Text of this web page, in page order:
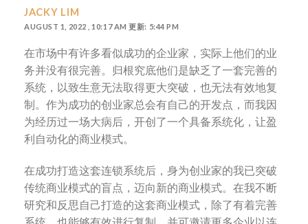
JACKY LIM
AUGUST 1, 2022 , 10:17 AM 更新: 5:44 PM
在市场中有许多看似成功的企业家，实际上他们的业
务并没有很完善。归根究底他们是缺乏了一套完善的
系统，以致生意无法取得更大突破，也无法有效地复
制。作为成功的创业家总会有自己的开发点，而我因
为经历过一场大病后，开创了一个具备系统化，让盈
利自动化的商业模式。
在成功打造这套连锁系统后，身为创业家的我已突破
传统商业模式的盲点，迈向新的商业模式。在我不断
研究和反思自己打造的这套商业模式，除了有着完善